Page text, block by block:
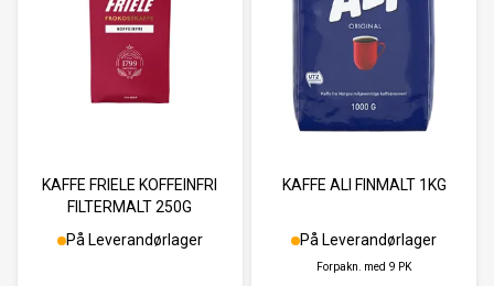
KAFFE FRIELE KOFFEINFRI
FILTERMALT 250G
På Leverandørlager
KAFFE ALI FINMALT 1KG
På Leverandørlager
Forpakn. med 9 PK